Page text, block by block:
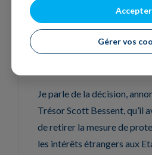
Pourquoi ce revirement ?
Un de plus de la part de
Je parle de la décision,
Trésor Scott Bessent, qu’il
de retirer la mesure de
les intérêts étrangers aux
Accepter
Gérer vos